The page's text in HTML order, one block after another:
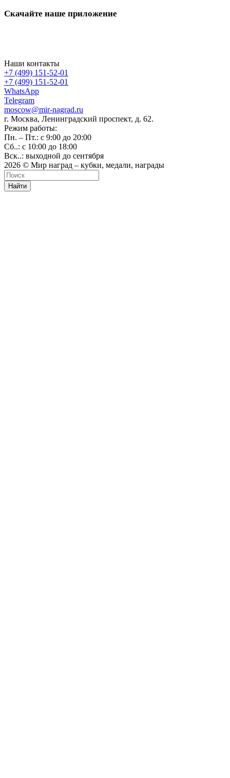
Скачайте наше приложение
Наши контакты
+7 (499) 151-52-01
+7 (499) 151-52-01
WhatsApp
Telegram
moscow@mir-nagrad.ru
г. Москва, Ленинградский проспект, д. 62.
Режим работы:
Пн. – Пт.: с 9:00 до 20:00
Сб..: с 10:00 до 18:00
Вск..: выходной до сентября
2026 © Мир наград – кубки, медали, награды
Найти